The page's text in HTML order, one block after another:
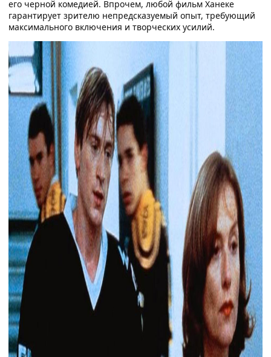
его черной комедией. Впрочем, любой фильм Ханеке
гарантирует зрителю непредсказуемый опыт, требующий
максимального включения и творческих усилий.